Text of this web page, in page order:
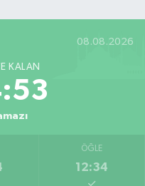
08.08.2026
KALAN
ÖĞLE
12:34